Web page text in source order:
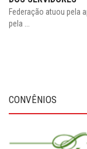
Federação atuou pela
pela ...
CONVÊNIOS